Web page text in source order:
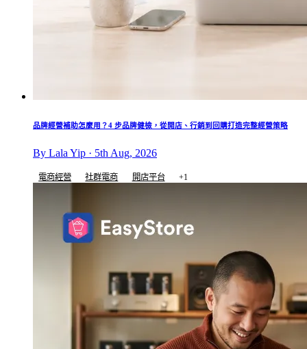
品牌經營補助怎麼用？4 步品牌健檢，從開店、行銷到回購打造完整經營策略
By Lala Yip · 5th Aug, 2026
電商經營 社群電商 開店平台 +1